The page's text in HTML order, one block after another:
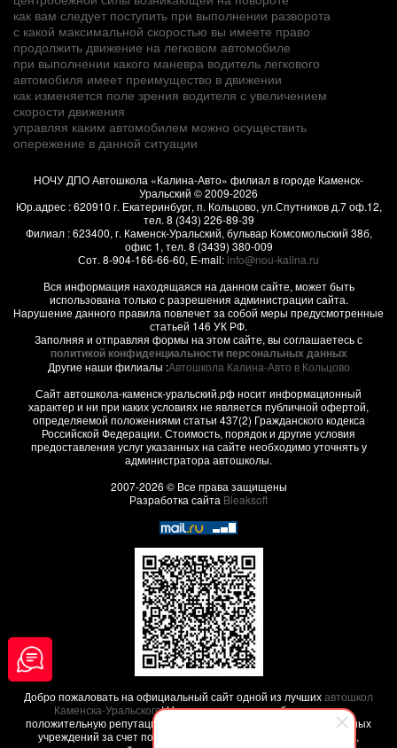
как вам следует поступить при выполнении разворота
с какой максимальной скоростью вы имеете право
продолжить движение на легковом автомобиле
при выполнении какого маневра водитель легкового
автомобиля имеет преимущество в движении
как изменяется поле зрения водителя с увеличением
скорости движения
управляя каким автомобилем можно осуществить
опережение в данной ситуации
НОЧУ ДПО Автошкола «Калина-Авто» филиал в городе Каменск-
Уральский © 2009-2026
Юр.адрес :620910 г. Екатеринбург, п. Кольцово, ул.Спутников д.7 оф.12,
тел. 8 (343) 226-89-39
Филиал :623400, г. Каменск-Уральский, бульвар Комсомольский 38б,
офис 1, тел. 8 (3439) 380-009
Сот. 8-904-166-66-60, E-mail:info@nou-kalina.ru
Вся информация находящаяся на данном сайте, может быть
использована только с разрешения администрации сайта.
Нарушение данного правила повлечет за собой меры предусмотренные
статьей 146 УК РФ.
Заполняя и отправляя формы на этом сайте, вы соглашаетесь с
политикой конфиденциальности персональных данных
Другие наши филиалы :Автошкола Калина-Авто в Кольцово
Сайт автошкола-каменск-уральский.рф носит информационный
характер и ни при каких условиях не является публичной офертой,
определяемой положениями статьи 437(2) Гражданского кодекса
Российской Федерации. Стоимость, порядок и другие условия
предоставления услуг указанных на сайте необходимо уточнять у
администратора автошколы.
2007-2026 © Все права защищены
Разработка сайта Bleaksoft
Добро пожаловать на официальный сайт одной из лучшихавтошкол
Каменска-Уральского! Наша автошкола заработала свою
положительную репутацию среди других похожих образовательных
учреждений за счет положительных
,